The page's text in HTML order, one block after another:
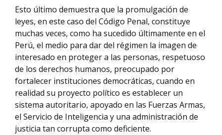
Esto último demuestra que la promulgación de
leyes, en este caso del Código Penal, constituye
muchas veces, como ha sucedido últimamente en el
Perú, el medio para dar del régimen la imagen de
interesado en proteger a las personas, respetuoso
de los derechos humanos, preocupado por
fortalecer instituciones democráticas, cuando en
realidad su proyecto político es establecer un
sistema autoritario, apoyado en las Fuerzas Armas,
el Servicio de Inteligencia y una administración de
justicia tan corrupta como deficiente.